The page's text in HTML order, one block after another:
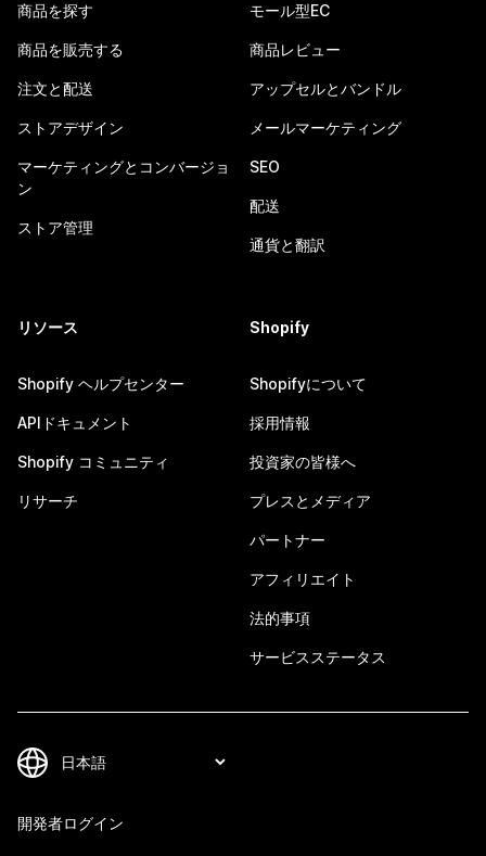
商品を探す
商品を販売する
注文と配送
ストアデザイン
マーケティングとコンバージョ
ン
ストア管理
モール型EC
商品レビュー
アップセルとバンドル
メールマーケティング
SEO
配送
通貨と翻訳
リソース
Shopify ヘルプセンター
APIドキュメント
Shopify コミュニティ
リサーチ
Shopify
Shopifyについて
採用情報
投資家の皆様へ
プレスとメディア
パートナー
アフィリエイト
法的事項
サービスステータス
開発者ログイン